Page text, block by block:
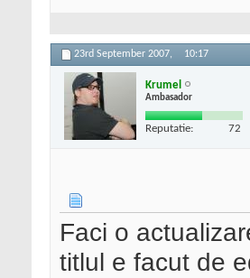
23rd September 2007, 10:17
Krumel
Ambasador
Reputatie: 72
Faci o
titlul e facut de